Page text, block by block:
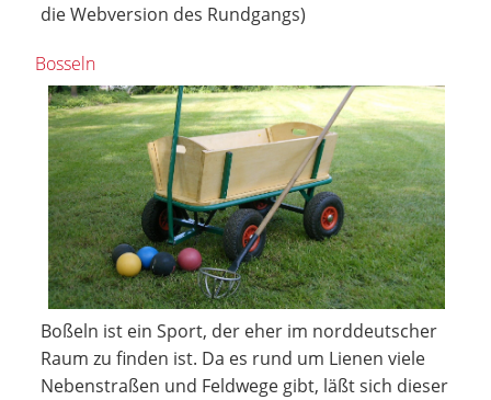
die Webversion des Rundgangs)
Bosseln
Boßeln ist ein Sport, der eher im norddeutscher
Raum zu finden ist. Da es rund um Lienen viele
Nebenstraßen und Feldwege gibt, läßt sich dieser